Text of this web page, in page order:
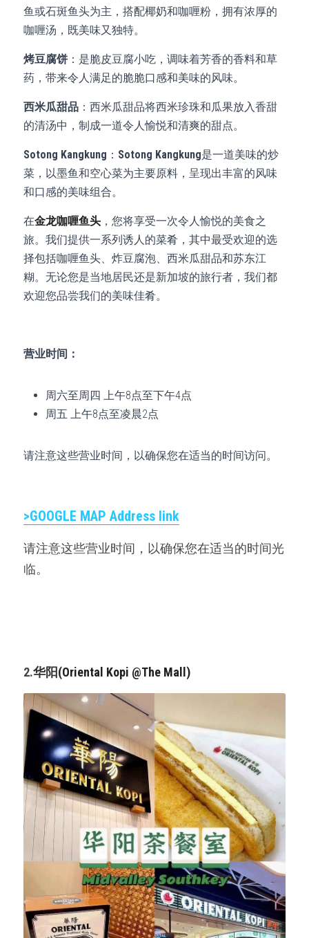
鱼或石斑鱼头为主，搭配椰奶和咖喱粉，拥有浓厚的
咖喱汤，既美味又独特。
烤豆腐饼：是脆皮豆腐小吃，调味着芳香的香料和草
药，带来令人满足的脆脆口感和美味的风味。
西米瓜甜品 ：西米瓜甜品将西米珍珠和瓜果放入香甜
的清汤中，制成一道令人愉悦和清爽的甜点。
Sotong Kangkung ： Sotong Kangkung是一道美味的炒
菜，以墨鱼和空心菜为主要原料，呈现出丰富的风味
和口感的美味组合。
在金龙咖喱鱼头 ，您将享受一次令人愉悦的美食之
旅。我们提供一系列诱人的菜肴，其中最受欢迎的选
择包括咖喱鱼头、炸豆腐泡、西米瓜甜品和苏东江
糊。无论您是当地居民还是新加坡的旅行者，我们都
欢迎您品尝我们的美味佳肴。
营业时间：
周六至周四 上午8点至下午4点
周五 上午8点至凌晨2点
请注意这些营业时间，以确保您在适当的时间访问。
>GOOGLE MAP Address link
请注意这些营业时间，以确保您在适当的时间光
临。
2.华阳(Oriental Kopi @The Mall)